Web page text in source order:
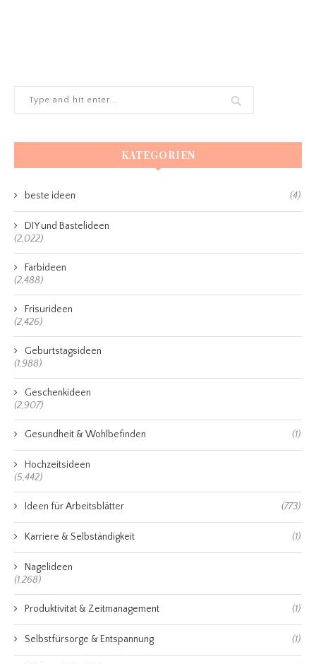
KATEGORIEN
beste ideen (4)
DIY und Bastelideen
(2,022)
Farbideen
(2,488)
Frisurideen
(2,426)
Geburtstagsideen
(1,988)
Geschenkideen
(2,907)
Gesundheit & Wohlbefinden (1)
Hochzeitsideen
(5,442)
Ideen für Arbeitsblätter (773)
Karriere & Selbständigkeit (1)
Nagelideen
(1,268)
Produktivität & Zeitmanagement (1)
Selbstfürsorge & Entspannung (1)